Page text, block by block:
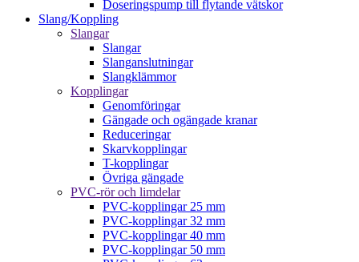
Doseringspump till flytande vätskor
Slang/Koppling
Slangar
Slangar
Slanganslutningar
Slangklämmor
Kopplingar
Genomföringar
Gängade och ogängade kranar
Reduceringar
Skarvkopplingar
T-kopplingar
Övriga gängade
PVC-rör och limdelar
PVC-kopplingar 25 mm
PVC-kopplingar 32 mm
PVC-kopplingar 40 mm
PVC-kopplingar 50 mm